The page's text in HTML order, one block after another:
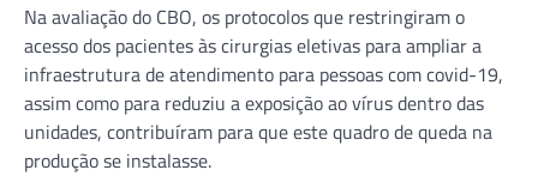
Na avaliação do CBO, os protocolos que restringiram o
acesso dos pacientes às cirurgias eletivas para ampliar a
infraestrutura de atendimento para pessoas com covid-19,
assim como para reduziu a exposição ao vírus dentro das
unidades, contribuíram para que este quadro de queda na
produção se instalasse.